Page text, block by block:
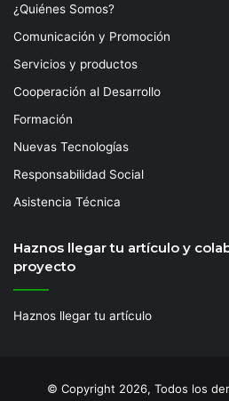
¿Quiénes Somos?
Comunicación y Promoción
Servicios y productos
Cooperación al Desarrollo
Formación
Nuevas Tecnologías
Responsabilidad Social
Asistencia Técnica
Haznos llegar tu artículo y
proyecto
Haznos llegar tu artículo
© Copyright 2026, Todos los